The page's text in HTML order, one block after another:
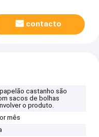
contacto
castanho são
sacos de bolhas
o produto.
mês